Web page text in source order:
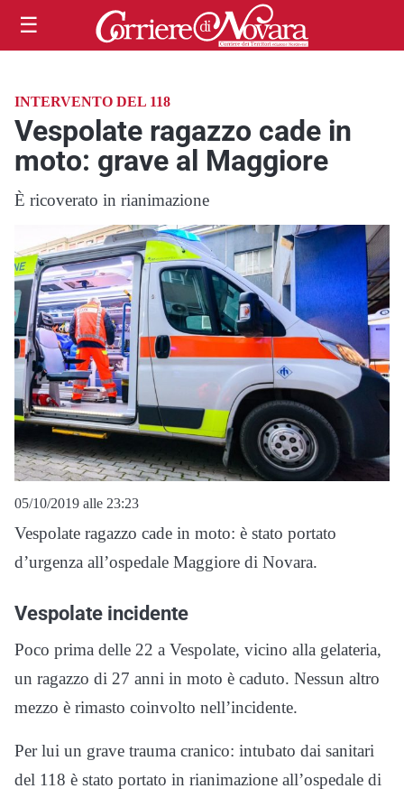
☰
INTERVENTO DEL 118
Vespolate ragazzo cade in
moto: grave al Maggiore
È ricoverato in rianimazione
05/10/2019 alle 23:23
Vespolate ragazzo cade in moto: è stato portato
d’urgenza all’ospedale Maggiore di Novara.
Vespolate incidente
Poco prima delle 22 a Vespolate, vicino alla gelateria,
un ragazzo di 27 anni in moto è caduto. Nessun altro
mezzo è rimasto coinvolto nell’incidente.
Per lui un grave trauma cranico: intubato dai sanitari
del 118 è stato portato in rianimazione all’ospedale di